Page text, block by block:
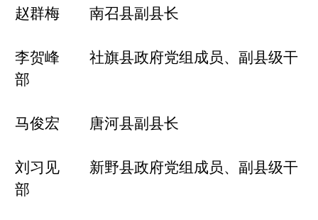
赵群梅 南召县副县长
李贺峰 社旗县政府党组成员、副县级干
部
马俊宏 唐河县副县长
刘习见 新野县政府党组成员、副县级干
部